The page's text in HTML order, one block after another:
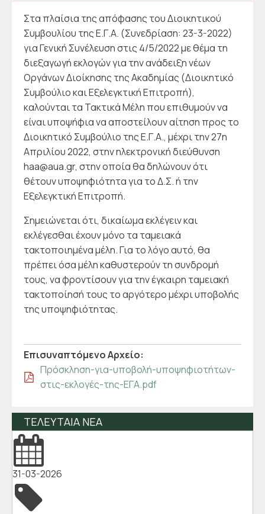
Στα πλαίσια της απόφασης του Διοικητικού
Συμβουλίου της Ε.Γ.Α. (Συνεδρίαση: 23-3-2022)
για Γενική Συνέλευση στις 4/5/2022 με θέμα τη
διεξαγωγή εκλογών για την ανάδειξη νέων
Οργάνων Διοίκησης της Ακαδημίας (Διοικητικό
Συμβούλιο και Εξελεγκτική Επιτροπή),
καλούνται τα Τακτικά Μέλη που επιθυμούν να
είναι υποψήφια να αποστείλουν αίτηση προς το
Διοικητικό Συμβούλιο της Ε.Γ.Α., μέχρι την 27η
Απριλίου 2022, στην ηλεκτρονική διεύθυνση
haa@aua.gr, στην οποία θα δηλώνουν ότι
θέτουν υποψηφιότητα για το Δ.Σ. ή την
Εξελεγκτική Επιτροπή.
Σημειώνεται ότι, δικαίωμα εκλέγειν και
εκλέγεσθαι έχουν μόνο τα ταμειακά
τακτοποιημένα μέλη. Για το λόγο αυτό, θα
πρέπει όσα μέλη καθυστερούν τη συνδρομή
τους, να φροντίσουν για την έγκαιρη ταμειακή
τακτοποίησή τους το αργότερο μέχρι υποβολής
της υποψηφιότητας.
Επισυναπτόμενo Αρχείo:
Πρόσκληση-για-υποβολή-υποψηφιοτήτων-
στις-εκλογές-της-ΕΓΑ.pdf
ΤΕΛΕΥΤΑΙΑ ΝΕΑ
31-03-2026